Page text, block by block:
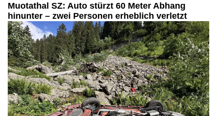
Muotathal SZ: Auto stürzt 60 Meter Abhang
hinunter – zwei Personen erheblich verletzt